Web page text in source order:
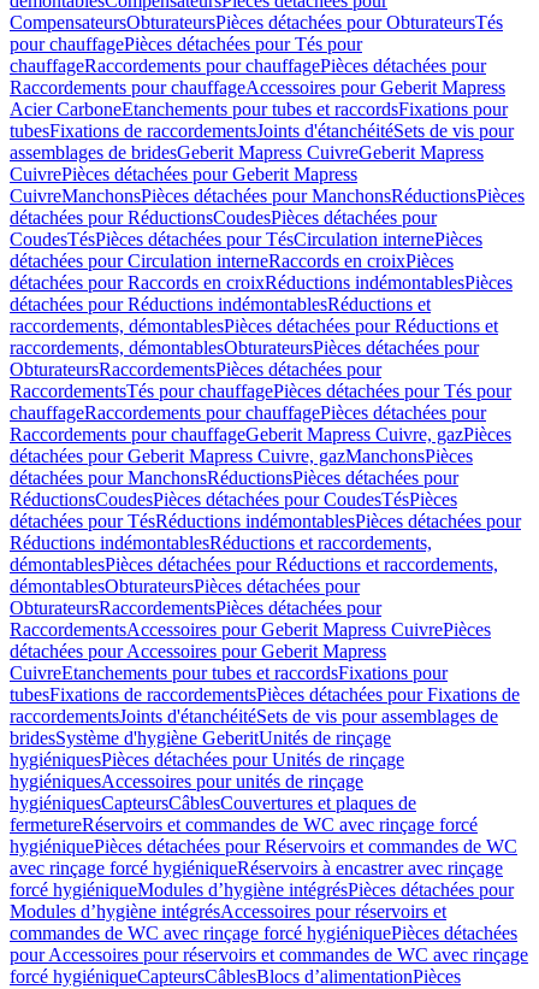
CompensateursObturateursPièces détachées pour ObturateursTés
pour chauffagePièces détachées pour Tés pour
chauffageRaccordements pour chauffagePièces détachées pour
Raccordements pour chauffageAccessoires pour Geberit Mapress
Acier CarboneEtanchements pour tubes et raccordsFixations pour
tubesFixations de raccordementsJoints d'étanchéitéSets de vis pour
assemblages de bridesGeberit Mapress CuivreGeberit Mapress
CuivrePièces détachées pour Geberit Mapress
CuivreManchonsPièces détachées pour ManchonsRéductionsPièces
détachées pour RéductionsCoudesPièces détachées pour
CoudesTésPièces détachées pour TésCirculation internePièces
détachées pour Circulation interneRaccords en croixPièces
détachées pour Raccords en croixRéductions indémontablesPièces
détachées pour Réductions indémontablesRéductions et
raccordements, démontablesPièces détachées pour Réductions et
raccordements, démontablesObturateursPièces détachées pour
ObturateursRaccordementsPièces détachées pour
RaccordementsTés pour chauffagePièces détachées pour Tés pour
chauffageRaccordements pour chauffagePièces détachées pour
Raccordements pour chauffageGeberit Mapress Cuivre, gazPièces
détachées pour Geberit Mapress Cuivre, gazManchonsPièces
détachées pour ManchonsRéductionsPièces détachées pour
RéductionsCoudesPièces détachées pour CoudesTésPièces
détachées pour TésRéductions indémontablesPièces détachées pour
Réductions indémontablesRéductions et raccordements,
démontablesPièces détachées pour Réductions et raccordements,
démontablesObturateursPièces détachées pour
ObturateursRaccordementsPièces détachées pour
RaccordementsAccessoires pour Geberit Mapress CuivrePièces
détachées pour Accessoires pour Geberit Mapress
CuivreEtanchements pour tubes et raccordsFixations pour
tubesFixations de raccordementsPièces détachées pour Fixations de
raccordementsJoints d'étanchéitéSets de vis pour assemblages de
bridesSystème d'hygiène GeberitUnités de rinçage
hygiéniquesPièces détachées pour Unités de rinçage
hygiéniquesAccessoires pour unités de rinçage
hygiéniquesCapteursCâblesCouvertures et plaques de
fermetureRéservoirs et commandes de WC avec rinçage forcé
hygiéniquePièces détachées pour Réservoirs et commandes de WC
avec rinçage forcé hygiéniqueRéservoirs à encastrer avec rinçage
forcé hygiéniqueModules d’hygiène intégrésPièces détachées pour
Modules d’hygiène intégrésAccessoires pour réservoirs et
commandes de WC avec rinçage forcé hygiéniquePièces détachées
pour Accessoires pour réservoirs et commandes de WC avec rinçage
forcé hygiéniqueCapteursCâblesBlocs d’alimentationPièces